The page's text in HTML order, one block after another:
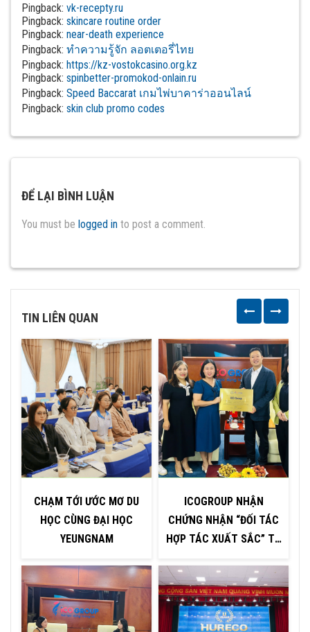
Pingback: vk-recepty.ru
Pingback: skincare routine order
Pingback: near-death experience
Pingback: ทำความรู้จัก ลอตเตอรี่ไทย
Pingback: https://kz-vostokcasino.org.kz
Pingback: spinbetter-promokod-onlain.ru
Pingback: Speed Baccarat เกมไพ่บาคาร่าออนไลน์
Pingback: skin club promo codes
ĐỂ LẠI BÌNH LUẬN
You must be logged in to post a comment.
TIN LIÊN QUAN
CHẠM TỚI ƯỚC MƠ DU
HỌC CÙNG ĐẠI HỌC
YEUNGNAM
ICOGROUP NHẬN
CHỨNG NHẬN “ĐỐI TÁC
HỢP TÁC XUẤT SẮC” TỪ
QUỐC